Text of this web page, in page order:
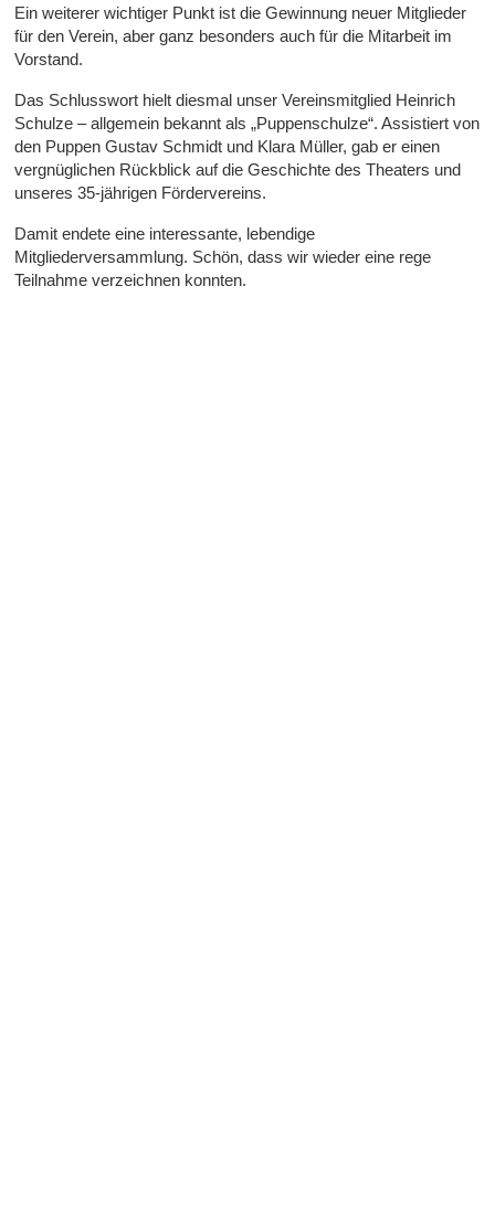
Ein weiterer wichtiger Punkt ist die Gewinnung neuer Mitglieder
für den Verein, aber ganz besonders auch für die Mitarbeit im
Vorstand.
Das Schlusswort hielt diesmal unser Vereinsmitglied Heinrich
Schulze – allgemein bekannt als „Puppenschulze“. Assistiert von
den Puppen Gustav Schmidt und Klara Müller, gab er einen
vergnüglichen Rückblick auf die Geschichte des Theaters und
unseres 35-jährigen Fördervereins.
Damit endete eine interessante, lebendige
Mitgliederversammlung. Schön, dass wir wieder eine rege
Teilnahme verzeichnen konnten.